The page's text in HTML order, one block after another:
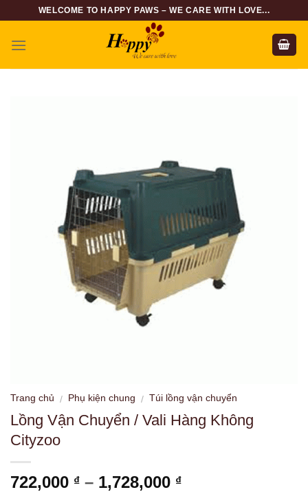
content
WELCOME TO HAPPY PAWS – WE CARE WITH LOVE...
Trang chủ / Phụ kiện chung / Túi lồng vận chuyển
Lồng Vận Chuyển / Vali Hàng Không
Cityzoo
722,000 ₫ – 1,728,000 ₫Khoảng